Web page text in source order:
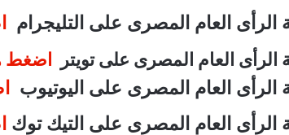
الرأى العام المصرى على التليجرام
الرأى العام المصرى على تويتر اضغط
الرأى العام المصرى على اليوتيوب
الرأى العام المصرى على التيك توك